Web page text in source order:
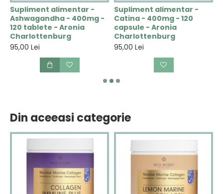
Supliment alimentar -
Ashwagandha - 400mg -
120 tablete - Aronia
Charlottenburg
95,00 Lei
Supliment alimentar -
Catina - 400mg - 120
capsule - Aronia
Charlottenburg
95,00 Lei
Din aceeasi categorie